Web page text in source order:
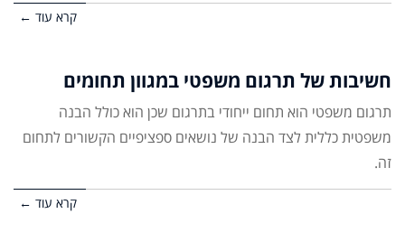
קרא עוד ←
חשיבות של תרגום משפטי במגוון תחומים
תרגום משפטי הוא תחום ייחודי בתרגום שכן הוא כולל הבנה
משפטית כללית לצד הבנה של נושאים ספציפיים הקשורים לתחום
זה.
קרא עוד ←